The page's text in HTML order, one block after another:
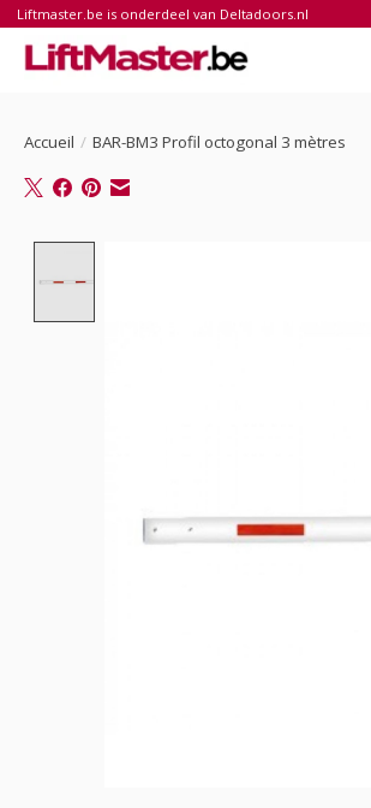
Liftmaster.be is onderdeel van Deltadoors.nl
Accueil / BAR-BM3 Profil octogonal 3 mètres